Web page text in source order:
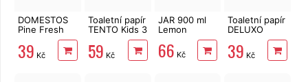
DOMESTOS
Pine Fresh
39 Kč
Toaletní papír
TENTO Kids 3
vrstvý 8 rolí,
144 m
59 Kč
JAR 900 ml
Lemon
66 Kč
Toaletní papír
DELUXO
2vrstvý 8 rolí,
158 m
39 Kč